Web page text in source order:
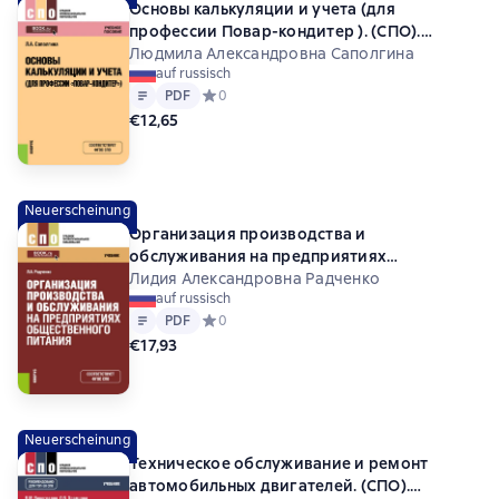
Основы калькуляции и учета (для
профессии Повар-кондитер ). (СПО).
Учебное пособие.
Людмила Александровна Саполгина
auf russisch
Text
PDF
PDF Средний рейтинг 0 на основе 0 оценок
0
€12,65
Neuerscheinung
Организация производства и
обслуживания на предприятиях
общественного питания. (СПО). Учебник.
Лидия Александровна Радченко
auf russisch
Text
PDF
PDF Средний рейтинг 0 на основе 0 оценок
0
€17,93
Neuerscheinung
Техническое обслуживание и ремонт
автомобильных двигателей. (СПО).